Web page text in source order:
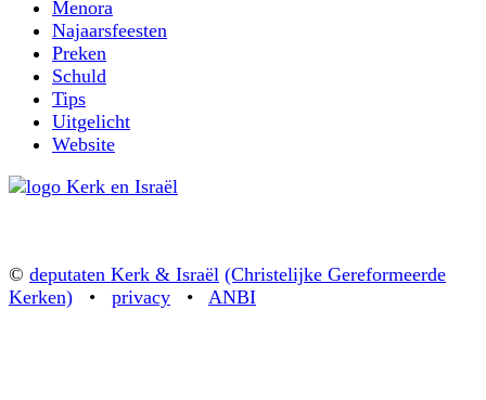
Menora
Najaarsfeesten
Preken
Schuld
Tips
Uitgelicht
Website
© deputaten Kerk & Israël (Christelijke Gereformeerde
Kerken) • privacy • ANBI